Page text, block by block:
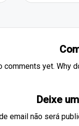
comments yet. Why
Deixe
email não será